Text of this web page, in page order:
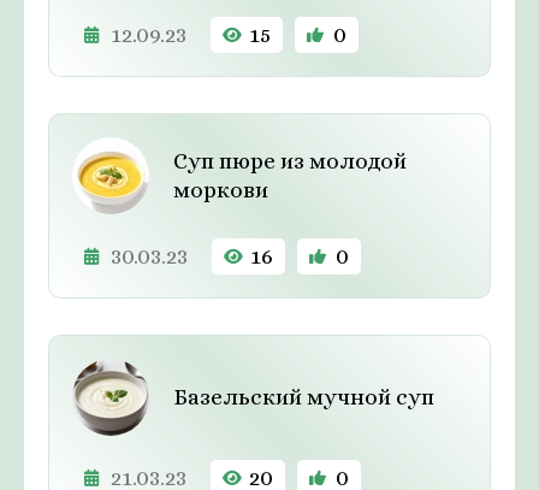
12.09.23 15 0
Суп пюре из молодой
моркови
30.03.23 16 0
Базельский мучной суп
21.03.23 20 0